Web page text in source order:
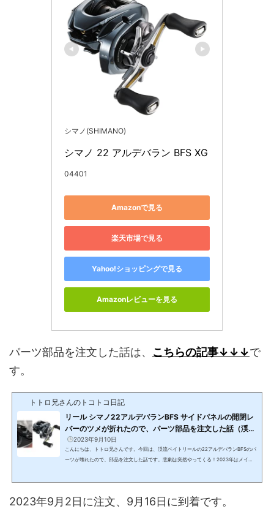
シマノ(SHIMANO)
シマノ 22 アルデバラン BFS XG
04401
Amazonで見る
楽天市場で見る
Yahoo!ショッピングで見る
Amazonレビューを見る
パーツ部品を注文した話は、 こちらの記事↓↓↓で
す。
トトロ兄さんのトコトコ日記
リール シマノ22アルデバランBFS サイドパネルの開閉レ
バーのツメが折れたので、パーツ部品を注文した話（渓流
ベイトフィネス）
2023年9月10日
こんにちは、トトロ兄さんです。今回は、渓流ベイトリールの22アルデバランBFSのパ
ーツが壊れたので、部品を注文した話です。悲劇は突然やってくる！2023年はメイン
ments)};c.getElementById(a)||(d=c.createElement(f),d.src=g,d.id=a,e=c.getEleme
2023年9月2日に注文、9月16日に到着です。